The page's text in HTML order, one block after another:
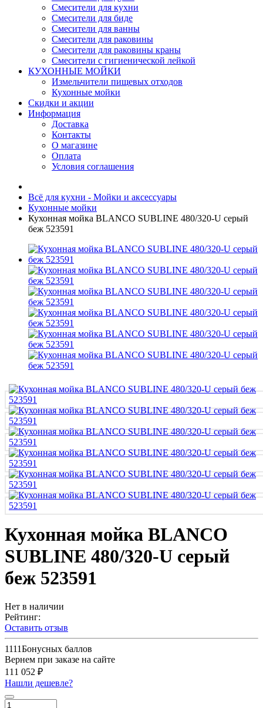
Смесители для кухни
Смесители для биде
Смесители для ванны
Смесители для раковины
Смесители для раковины краны
Смесители с гигиенической лейкой
КУХОННЫЕ МОЙКИ
Измельчители пищевых отходов
Кухонные мойки
Скидки и акции
Информация
Доставка
Контакты
О магазине
Оплата
Условия соглашения
Всё для кухни - Мойки и аксессуары
Кухонные мойки
Кухонная мойка BLANCO SUBLINE 480/320-U серый
беж 523591
Кухонная мойка BLANCO
SUBLINE 480/320-U серый
беж 523591
Нет в наличии
Рейтинг:
Оставить отзыв
1111Бонусных баллов
Вернем при заказе на сайте
111 052 ₽
Нашли дешевле?